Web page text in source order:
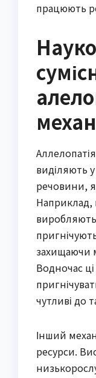
працюють
виділяють у
речовини,
Наприклад,
захищаючи
Водночас
чутливі до
Інший
ресурси.